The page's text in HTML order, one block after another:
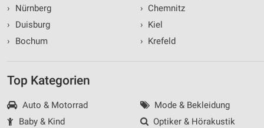
›
Nürnberg
›
Duisburg
›
Bochum
› Chemnitz
› Kiel
› Krefeld
Top Kategorien
Auto & Motorrad
Baby & Kind
Mode & Bekleidung
Optiker & Hörakustik